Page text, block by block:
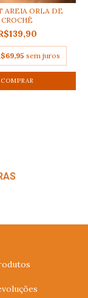
AREIA ORLA DE
CROCHÊ
sem juros